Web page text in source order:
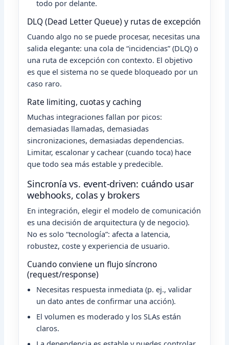
todo por delante.
DLQ (Dead Letter Queue) y rutas de excepción
Cuando algo no se puede procesar, necesitas una
salida elegante: una cola de “incidencias” (DLQ) o
una ruta de excepción con contexto. El objetivo
es que el sistema no se quede bloqueado por un
caso raro.
Rate limiting, cuotas y caching
Muchas integraciones fallan por picos:
demasiadas llamadas, demasiadas
sincronizaciones, demasiadas dependencias.
Limitar, escalonar y cachear (cuando toca) hace
que todo sea más estable y predecible.
Sincronía vs. event-driven: cuándo usar
webhooks, colas y brokers
En integración, elegir el modelo de comunicación
es una decisión de arquitectura (y de negocio).
No es solo “tecnología”: afecta a latencia,
robustez, coste y experiencia de usuario.
Cuando conviene un flujo síncrono
(request/response)
Necesitas respuesta inmediata (p. ej., validar
un dato antes de confirmar una acción).
El volumen es moderado y los SLAs están
claros.